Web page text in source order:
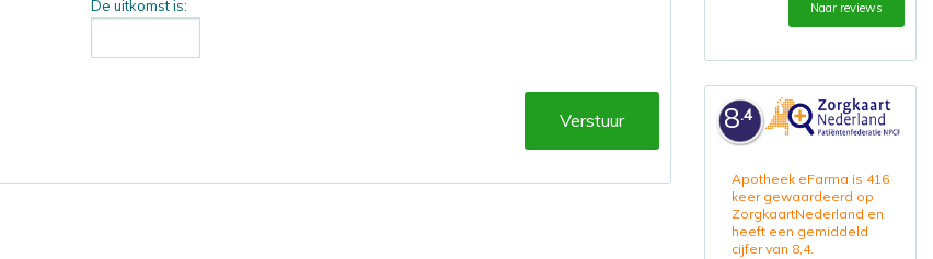
De uitkomst is:
Verstuur
Naar reviews
8.4
Apotheek eFarma is 416
keer gewaardeerd op
ZorgkaartNederland en
heeft een gemiddeld
cijfer van 8,4.